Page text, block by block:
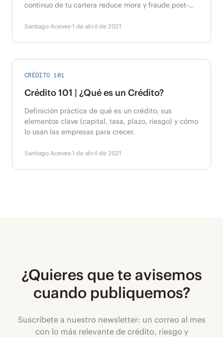
continuo de tu cartera reduce mora y fraude post-
Santiago Aceves·1 de abril de 2021
CRÉDITO 101
Crédito 101 | ¿Qué es un Crédito?
Definición práctica de qué es un crédito, sus
elementos clave (capital, tasa, plazo, riesgo) y cómo
lo usan las empresas para crecer.
Santiago Aceves·1 de abril de 2021
¿Quieres que te avisemos
cuando publiquemos?
Suscríbete a nuestro newsletter: un correo al mes
con lo más relevante de crédito, riesgo y